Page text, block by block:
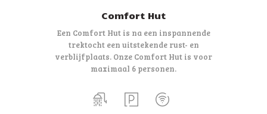
Comfort Hut
Een Comfort Hut is na een inspannende
trektocht een uitstekende rust- en
verblijfplaats. Onze Comfort Hut is voor
maximaal 6 personen.